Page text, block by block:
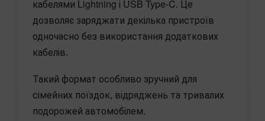
кабелями Lightning і USB Type-C. Це
дозволяє заряджати декілька пристроїв
одночасно без використання додаткових
кабелів.
Такий формат особливо зручний для
сімейних поїздок, відряджень та тривалих
подорожей автомобілем.